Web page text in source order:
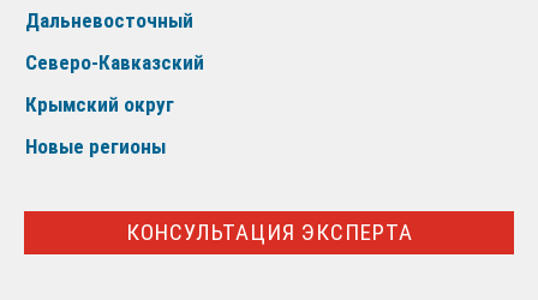
Дальневосточный
Северо-Кавказский
Крымский округ
Новые регионы
КОНСУЛЬТАЦИЯ ЭКСПЕРТА